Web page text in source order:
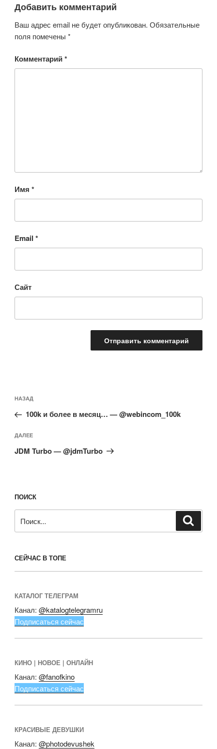
k ni
ki
Добавить комментарий
Ваш адрес email не будет опубликован. Обязательные
поля помечены *
Комментарий*
Имя *
Email *
Сайт
по
записям
Предыдущая
запись:
НАЗАД
100k и более в месяц… — @webincom_100k
Следующая
запись
ДАЛЕЕ
JDM Turbo — @jdmTurbo
ПОИСК
СЕЙЧАС В ТОПЕ
КАТАЛОГ ТЕЛЕГРАМ
Канал: @katalogtelegramru
Подписаться сейчас
КИНО | НОВОЕ | ОНЛАЙН
Канал: @fanofkino
Подписаться сейчас
КРАСИВЫЕ ДЕВУШКИ
Канал: @photodevushek